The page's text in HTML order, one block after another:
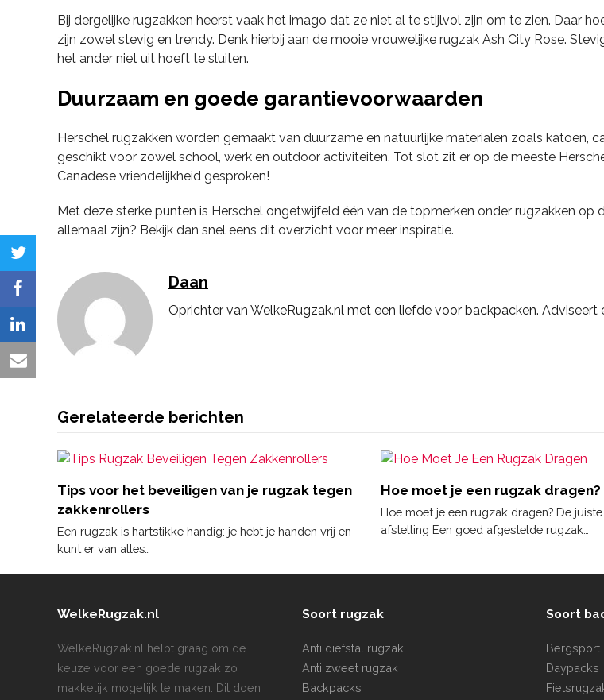
Bij dergelijke rugzakken heerst vaak het imago dat ze niet al te stijlvol zijn om te zien. Daar
zijn zowel stevig en trendy. Denk hierbij aan de mooie vrouwelijke rugzak Ash City Rose.
het ander niet uit hoeft te sluiten.
Duurzaam en goede garantievoorwaarden
Herschel rugzakken worden gemaakt van duurzame en natuurlijke materialen zoals katoen,
geschikt voor zowel school, werk en outdoor activiteiten. Tot slot zit er op de meeste
Canadese vriendelijkheid gesproken!
Met deze sterke punten is Herschel ongetwijfeld één van de topmerken onder rugzakken op
allemaal zijn? Bekijk dan snel eens dit overzicht voor meer inspiratie.
twitter
facebook
linkedin
email
Daan
Oprichter van WelkeRugzak.nl met een liefde voor backpacken.
Gerelateerde berichten
Tips voor het beveiligen van je rugzak tegen
zakkenrollers
Een rugzak is hartstikke handig: je hebt je handen vrij en
kunt er van alles…
Hoe moet je een rugzak dragen?
Hoe moet je een rugzak dragen? De
afstelling Een goed afgestelde rugzak…
WelkeRugzak.nl
WelkeRugzak.nl helpt graag om de
keuze voor een goede rugzak zo
makkelijk mogelijk te maken. Dit doen
Soort rugzak
Anti diefstal rugzak
Anti zweet rugzak
Backpacks
Soort
Bergsport
Daypacks